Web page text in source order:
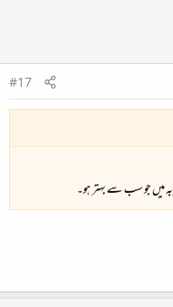
#17
میں جو سب سے بہتر ہو۔